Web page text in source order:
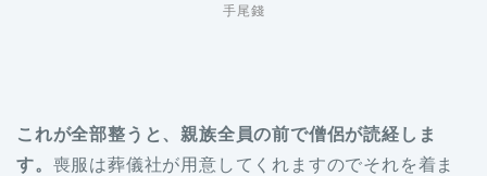
手尾錢
これが全部整うと、親族全員の前で僧侶が読経しま
す。 喪服は葬儀社が用意してくれますのでそれを着ま